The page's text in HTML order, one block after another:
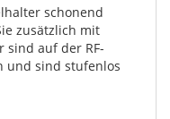
schonend
zusätzlich mit
sind auf der RF-
und sind stufenlos